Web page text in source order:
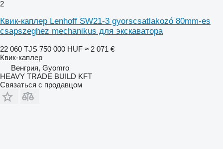
2
Квик-каплер Lenhoff SW21-3 gyorscsatlakozó 80mm-es
csapszeghez mechanikus для экскаватора
22 060 TJS 750 000 HUF ≈ 2 071 €
Квик-каплер
Венгрия, Gyomro
HEAVY TRADE BUILD KFT
Связаться с продавцом